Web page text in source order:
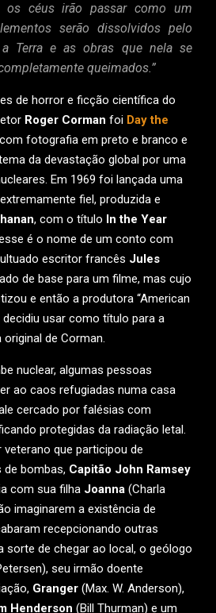
os céus irão passar como um
serão dissolvidos pelo
Terra e as obras que nela se
queimados.”
de horror e ficção científica do
Roger Corman foi Day the
fotografia em preto e branco e
da devastação global por uma
Em 1969 foi lançada uma
fiel, produzida e
, com o título In the Year
é o nome de um conto com
escritor francês Jules
de base para um filme, mas cujo
e então a produtora “American
decidiu usar como título para a
de Corman.
nuclear, algumas pessoas
ao caos refugiadas numa casa
cercado por falésias com
protegidas da radiação letal.
que participou de
bombas, Capitão John Ramsey
com sua filha Joanna (Charla
imaginarem a existência de
recepcionando outras
sorte de chegar ao local, o geólogo
seu irmão doente
Granger (Max. W. Anderson),
Henderson (Bill Thurman) e um